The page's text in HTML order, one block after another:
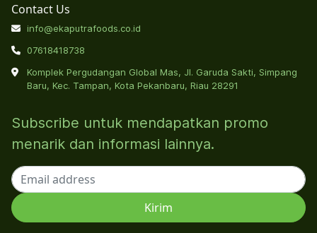
Contact Us
info@ekaputrafoods.co.id
07618418738
Komplek Pergudangan Global Mas, Jl. Garuda Sakti, Simpang
Baru, Kec. Tampan, Kota Pekanbaru, Riau 28291
Subscribe untuk mendapatkan promo
menarik dan informasi lainnya.